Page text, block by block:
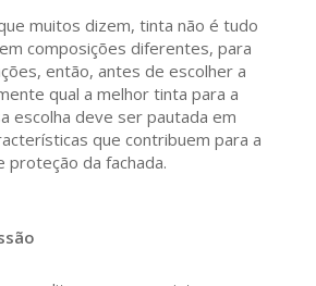
muitos dizem, tinta não é tudo
composições diferentes, para
então, antes de escolher a
qual a melhor tinta para a
escolha deve ser pautada em
que contribuem para a
proteção da fachada.